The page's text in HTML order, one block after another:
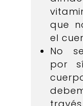
que
el
No
por